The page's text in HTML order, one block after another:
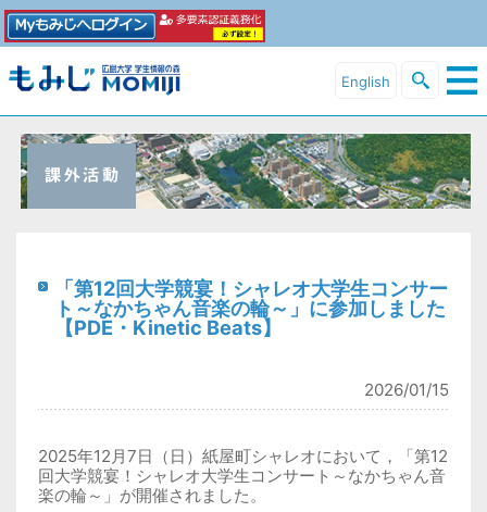
English
「第12回大学競宴！シャレオ大学生コンサー
ト～なかちゃん音楽の輪～」に参加しました
【PDE・Kinetic Beats】
2026/01/15
2025年12月7日（日）紙屋町シャレオにおいて，「第12
回大学競宴！シャレオ大学生コンサート～なかちゃん音
楽の輪～」が開催されました。